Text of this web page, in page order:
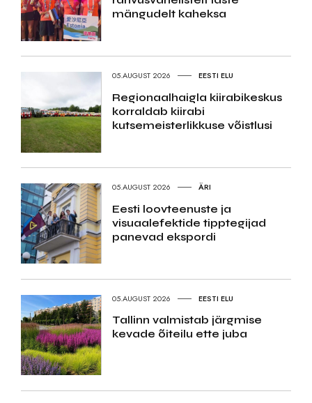
mängudelt kaheksa
05.AUGUST 2026 EESTI ELU
Regionaalhaigla kiirabikeskus
korraldab kiirabi
kutsemeisterlikkuse võistlusi
05.AUGUST 2026 ÄRI
Eesti loovteenuste ja
visuaalefektide tipptegijad
panevad ekspordi
05.AUGUST 2026 EESTI ELU
Tallinn valmistab järgmise
kevade õiteilu ette juba